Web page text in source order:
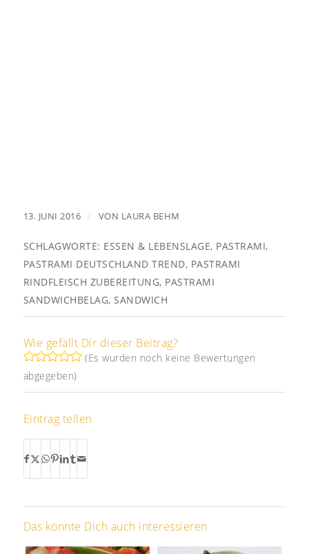
13. JUNI 2016 / VON LAURA BEHM
SCHLAGWORTE: ESSEN & LEBENSLAGE, PASTRAMI,
PASTRAMI DEUTSCHLAND TREND, PASTRAMI
RINDFLEISCH ZUBEREITUNG, PASTRAMI
SANDWICHBELAG,SANDWICH
Wie gefällt Dir dieser Beitrag?
(Es wurden noch keine Bewertungen
abgegeben)
Eintrag teilen
Das könnte Dich auch interessieren